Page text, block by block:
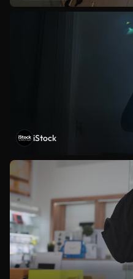
iStock